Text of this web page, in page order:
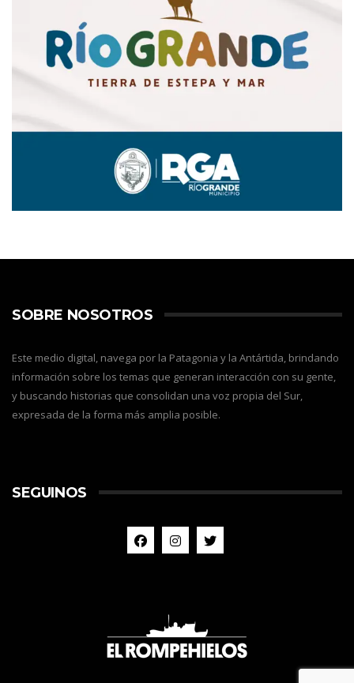
SOBRE NOSOTROS
Este medio digital, navega por la Patagonia y la Antártida, brindando
información sobre los temas que generan interacción con su gente,
y buscando historias que consolidan una voz propia del Sur,
expresada de la forma más amplia posible.
SEGUINOS